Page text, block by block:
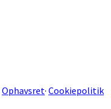
Ophavsret· Cookiepolitik